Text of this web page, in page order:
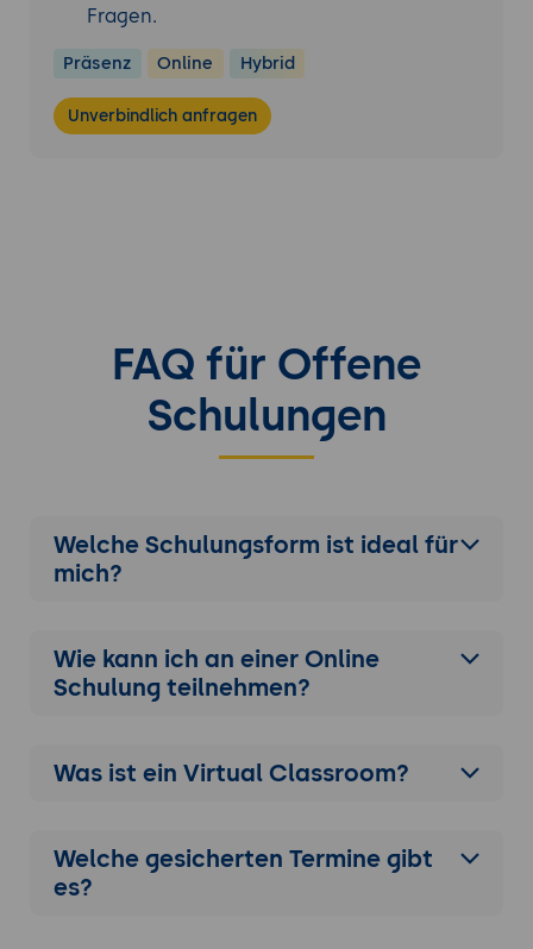
Fragen.
Präsenz Online Hybrid
Unverbindlich anfragen
FAQ für Offene
Schulungen
Welche Schulungsform ist ideal für
mich?
Wie kann ich an einer Online
Schulung teilnehmen?
Was ist ein Virtual Classroom?
Welche gesicherten Termine gibt
es?